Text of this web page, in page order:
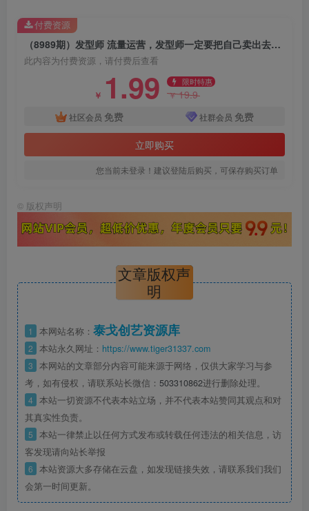
（8989期）发型师 流量运营，发型师一定要把自己卖出去（公域+私城）高清无水印
此内容为付费资源，请付费后查看
￥ 1.99 限时特惠
￥19.9
社区会员 免费 社群会员 免费
立即购买
您当前未登录！建议登陆后购买，可保存购买订单
付费资源
© 版权声明
文章版权声
明
1 本网站名称： 泰戈创艺资源库
2 本站永久网址： https://www.tiger31337.com
3 本网站的文章部分内容可能来源于网络，仅供大家学习与参
考，如有侵权，请联系站长微信： 503310862进行删除处理。
4 本站一切资源不代表本站立场，并不代表本站赞同其观点和对
其真实性负责。
5 本站一律禁止以任何方式发布或转载任何违法的相关信息，访
客发现请向站长举报
6 本站资源大多存储在云盘，如发现链接失效，请联系我们我们
会第一时间更新。